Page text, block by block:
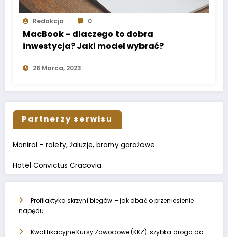
Redakcja 0
MacBook – dlaczego to dobra
inwestycja? Jaki model wybrać?
28 Marca, 2023
Partnerzy serwisu
Monirol – rolety, żaluzje, bramy garażowe
Hotel Convictus Cracovia
Profilaktyka skrzyni biegów – jak dbać o przeniesienie
napędu
Kwalifikacyjne Kursy Zawodowe (KKZ): szybka droga do